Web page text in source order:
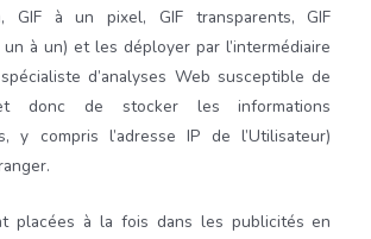
GIF à un pixel, GIF transparents, GIF
à un) et les déployer par l’intermédiaire
d’analyses Web susceptible de
donc de stocker les informations
y compris l’adresse IP de l’Utilisateur)
placées à la fois dans les publicités en